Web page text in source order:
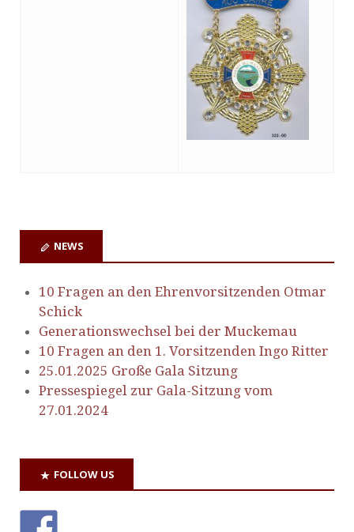
NEWS
10 Fragen an den Ehrenvorsitzenden Otmar
Schick
Generationswechsel bei der Muckemau
10 Fragen an den 1. Vorsitzenden Ingo Ritter
25.01.2025 Große Gala Sitzung
Pressespiegel zur Gala-Sitzung vom
27.01.2024
FOLLOW US